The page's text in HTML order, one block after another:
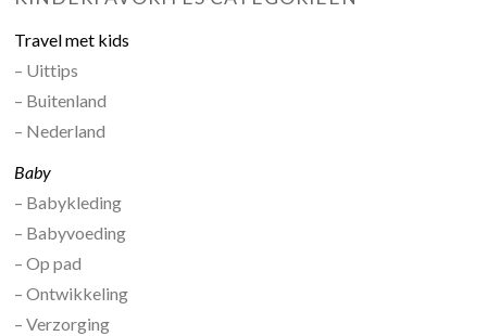
Travel met kids
– Uittips
– Buitenland
– Nederland
Baby
– Babykleding
– Babyvoeding
– Op pad
– Ontwikkeling
– Verzorging